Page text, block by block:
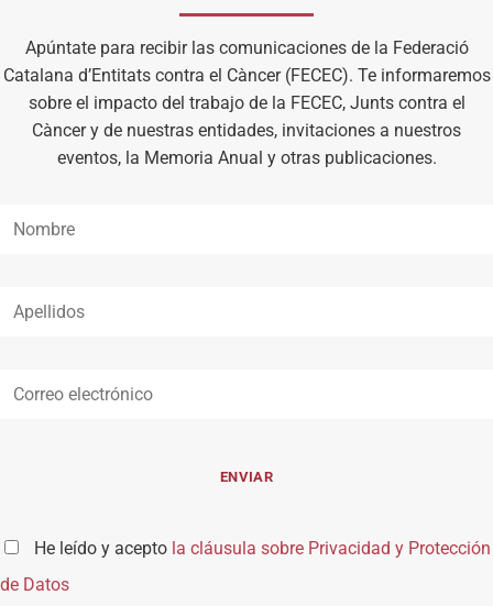
Apúntate para recibir las comunicaciones de la Federació
Catalana d’Entitats contra el Càncer (FECEC). Te informaremos
sobre el impacto del trabajo de la FECEC, Junts contra el
Càncer y de nuestras entidades, invitaciones a nuestros
eventos, la Memoria Anual y otras publicaciones.
He leído y acepto la cláusula sobre Privacidad y Protección
de Datos